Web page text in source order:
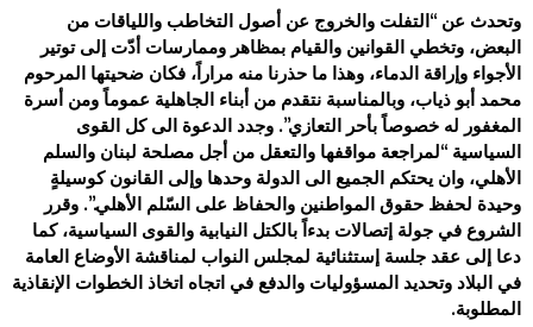
وتحدث عن “التفلت والخروج عن أصول التخاطب واللياقات من
البعض، وتخطي القوانين والقيام بمظاهر وممارسات أدّت إلى توتير
‏الأجواء وإراقة الدماء، وهذا ما حذرنا منه مراراً، فكان ضحيتها المرحوم
محمد أبو ذياب، وبالمناسبة نتقدم من أبناء الجاهلية عموماً ومن أسرة
‏المغفور له خصوصاً بأحر التعازي”. وجدد الدعوة الى كل القوى
السياسية “لمراجعة مواقفها والتعقل من أجل مصلحة لبنان والسلم
‏الأهلي، وان يحتكم الجميع الى الدولة وحدها وإلى القانون كوسيلةٍ
وحيدة لحفظ حقوق المواطنين والحفاظ على السّلم الأهلي.”. وقرر
‏الشروع في جولة إتصالات بدءاً بالكتل النيابية والقوى السياسية، كما
دعا إلى عقد جلسة إستثنائية لمجلس النواب لمناقشة الأوضاع العامة
‏في البلاد وتحديد المسؤوليات والدفع في اتجاه اتخاذ الخطوات الإنقاذية
المطلوبة‎.‎